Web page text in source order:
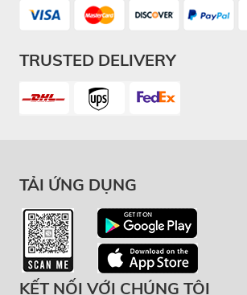
TRUSTED DELIVERY
TẢI ỨNG DỤNG
KẾT NỐI VỚI CHÚNG TÔI